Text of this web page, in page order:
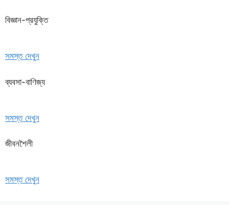
বিজ্ঞান-প্রযুক্তি
সমস্ত দেখুন
ব্যবসা-বাণিজ্য
সমস্ত দেখুন
জীবনশৈলী
সমস্ত দেখুন